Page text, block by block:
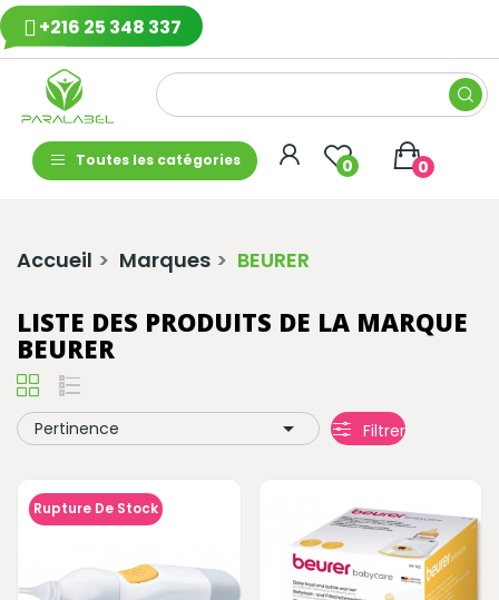
+216 25 348 337
Toutes les catégories 0 0
Accueil Marques BEURER
LISTE DES PRODUITS DE LA MARQUE
BEURER
Pertinence  Filtrer
Rupture De Stock